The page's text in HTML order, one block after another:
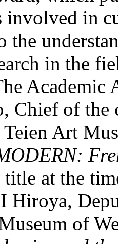
involved in
the
in the
Chief of the
Art
title at the
of